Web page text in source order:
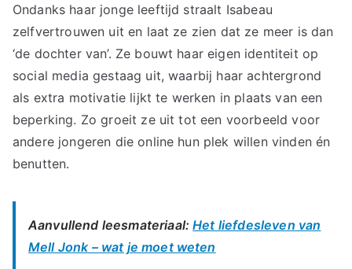
Ondanks haar jonge leeftijd straalt Isabeau
zelfvertrouwen uit en laat ze zien dat ze meer is dan
‘de dochter van’. Ze bouwt haar eigen identiteit op
social media gestaag uit, waarbij haar achtergrond
als extra motivatie lijkt te werken in plaats van een
beperking. Zo groeit ze uit tot een voorbeeld voor
andere jongeren die online hun plek willen vinden én
benutten.
Aanvullend leesmateriaal:Het liefdesleven van
Mell Jonk – wat je moet weten